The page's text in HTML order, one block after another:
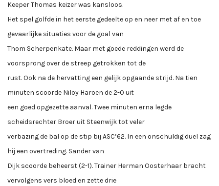
Keeper Thomas keizer was kansloos.
Het spel golfde in het eerste gedeelte op en neer met af en toe
gevaarlijke situaties voor de goal van
Thom Scherpenkate. Maar met goede reddingen werd de
voorsprong over de streep getrokken tot de
rust. Ook na de hervatting een gelijk opgaande strijd. Na tien
minuten scoorde Niloy Haroen de 2-0 uit
een goed opgezette aanval. Twee minuten erna legde
scheidsrechter Broer uit Steenwijk tot veler
verbazing de bal op de stip bij ASC’62. In een onschuldig duel zag
hij een overtreding. Sander van
Dijk scoorde beheerst (2-1). Trainer Herman Oosterhaar bracht
vervolgens vers bloed en zette drie